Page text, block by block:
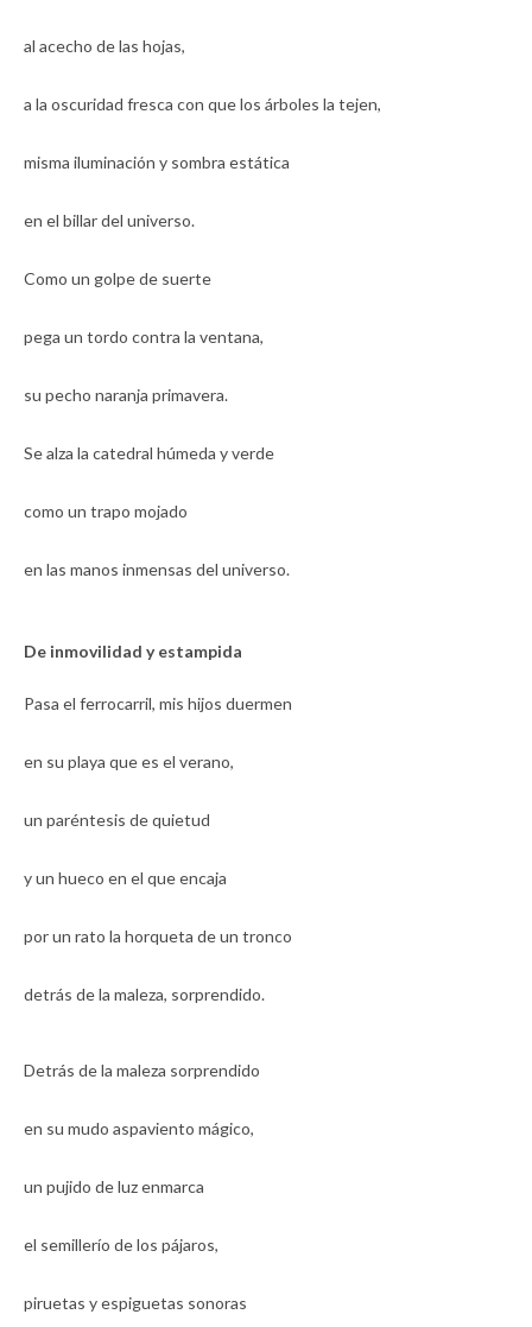
al acecho de las hojas,
a la oscuridad fresca con que los árboles la tejen,
misma iluminación y sombra estática
en el billar del universo.
Como un golpe de suerte
pega un tordo contra la ventana,
su pecho naranja primavera.
Se alza la catedral húmeda y verde
como un trapo mojado
en las manos inmensas del universo.
De inmovilidad y estampida
Pasa el ferrocarril, mis hijos duermen
en su playa que es el verano,
un paréntesis de quietud
y un hueco en el que encaja
por un rato la horqueta de un tronco
detrás de la maleza, sorprendido.
Detrás de la maleza sorprendido
en su mudo aspaviento mágico,
un pujido de luz enmarca
el semillerío de los pájaros,
piruetas y espiguetas sonoras